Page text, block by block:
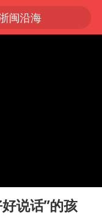
闽沿海
国游三件套”火了
雨
2026年7月份居民消费价格同比上涨0.5%
说话”的孩